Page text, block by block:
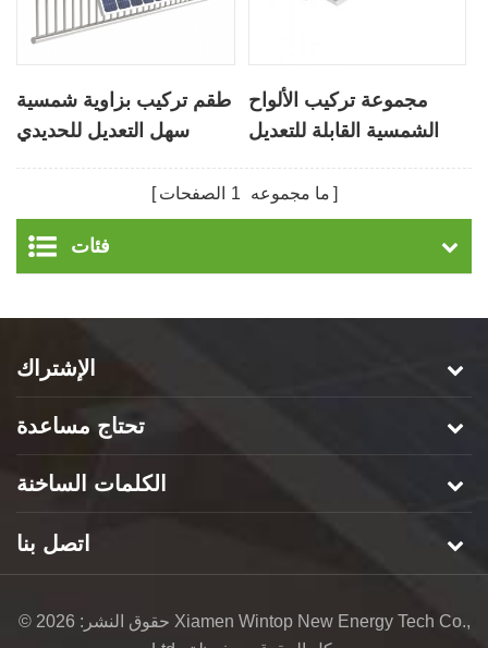
طقم تركيب بزاوية شمسية
سهل التعديل للحديدي
مجموعة تركيب الألواح
الشمسية القابلة للتعديل
Solar Bracket
ما مجموعه 1 الصفحات
فئات
الإشتراك
تحتاج مساعدة
الكلمات الساخنة
اتصل بنا
© حقوق النشر: 2026 Xiamen Wintop New Energy Tech Co.,